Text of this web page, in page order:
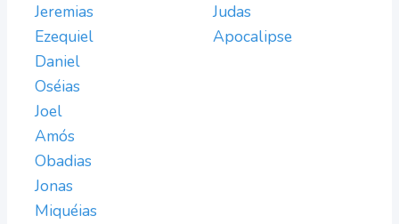
Jeremias
Ezequiel
Daniel
Oséias
Joel
Amós
Obadias
Jonas
Miquéias
Judas
Apocalipse